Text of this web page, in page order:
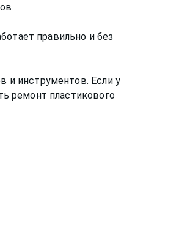
правильно и без
и инструментов. Если у
ремонт пластикового